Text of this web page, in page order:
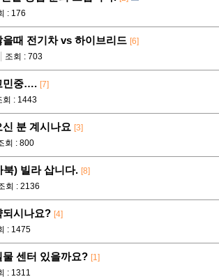
: 176
때 전기차 vs 하이브리드 [6]
조회 : 703
민중…. [7]
회 : 1443
분 계시나요 [3]
회 : 800
) 빌라 삽니다. [8]
회 : 2136
되시나요? [4]
: 1475
센터 있을까요? [1]
: 1311